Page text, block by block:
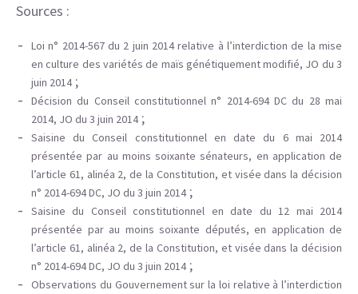
Sources :
Loi n° 2014-567 du 2 juin 2014 relative à l’interdiction de la mise
en culture des variétés de maïs génétiquement modifié, JO du 3
juin 2014;
Décision du Conseil constitutionnel n° 2014-694 DC du 28 mai
2014, JO du 3 juin 2014;
Saisine du Conseil constitutionnel en date du 6 mai 2014
présentée par au moins soixante sénateurs, en application de
l’article 61, alinéa 2, de la Constitution, et visée dans la décision
n° 2014-694 DC, JO du 3 juin 2014;
Saisine du Conseil constitutionnel en date du 12 mai 2014
présentée par au moins soixante députés, en application de
l’article 61, alinéa 2, de la Constitution, et visée dans la décision
n° 2014-694 DC, JO du 3 juin 2014;
Observations du Gouvernement sur la loi relative à l’interdiction